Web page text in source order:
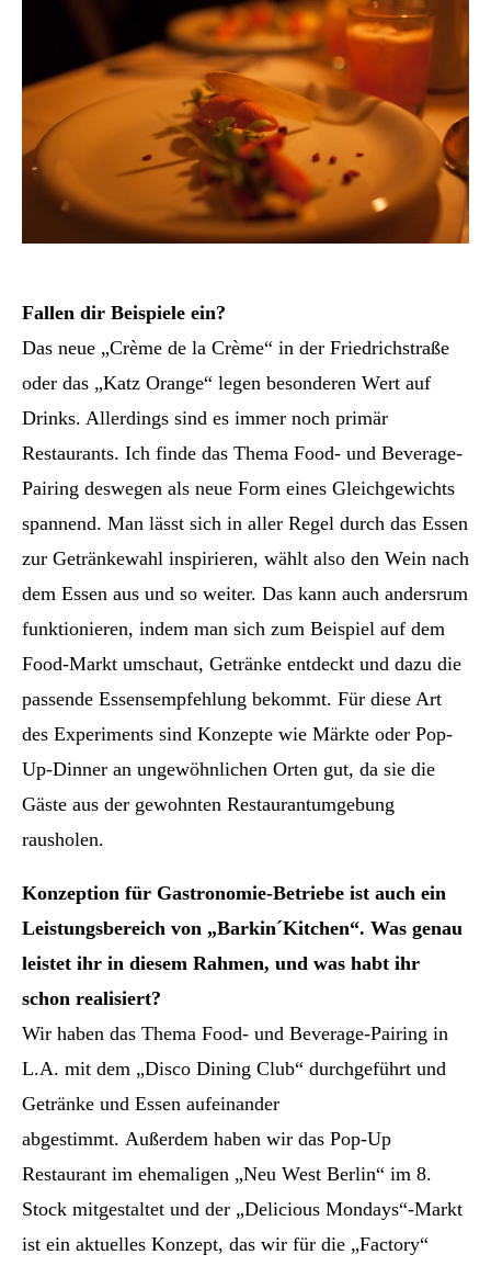
Fallen dir Beispiele ein?
Das neue „Crème de la Crème“ in der Friedrichstraße
oder das „Katz Orange“ legen besonderen Wert auf
Drinks. Allerdings sind es immer noch primär
Restaurants. Ich finde das Thema Food- und Beverage-
Pairing deswegen als neue Form eines Gleichgewichts
spannend. Man lässt sich in aller Regel durch das Essen
zur Getränkewahl inspirieren, wählt also den Wein nach
dem Essen aus und so weiter. Das kann auch andersrum
funktionieren, indem man sich zum Beispiel auf dem
Food-Markt umschaut, Getränke entdeckt und dazu die
passende Essensempfehlung bekommt. Für diese Art
des Experiments sind Konzepte wie Märkte oder Pop-
Up-Dinner an ungewöhnlichen Orten gut, da sie die
Gäste aus der gewohnten Restaurantumgebung
rausholen.
Konzeption für Gastronomie-Betriebe ist auch ein
Leistungsbereich von „Barkin´Kitchen“. Was genau
leistet ihr in diesem Rahmen, und was habt ihr
schon realisiert?
Wir haben das Thema Food- und Beverage-Pairing in
L.A. mit dem „Disco Dining Club“ durchgeführt und
Getränke und Essen aufeinander
abgestimmt. Außerdem haben wir das Pop-Up
Restaurant im ehemaligen „Neu West Berlin“ im 8.
Stock mitgestaltet und der „Delicious Mondays“-Markt
ist ein aktuelles Konzept, das wir für die „Factory“